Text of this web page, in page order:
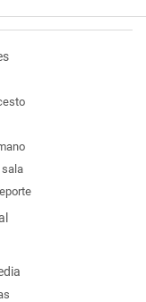
sala